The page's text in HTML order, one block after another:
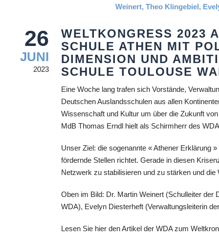
26
JUNI
2023
WELTKONGRESS 2023
SCHULE ATHEN MIT
DIMENSION UND
SCHULE TOULOUSE
Eine Woche lang trafen sich Vorstände,
Deutschen Auslandsschulen aus allen
Wissenschaft und Kultur um über die Zukunft
MdB Thomas Erndl hielt als Schirmherr des
Unser Ziel: die sogenannte « Athener Erklärung
fördernde Stellen richtet. Gerade in diesen
Netzwerk zu stabilisieren und zu stärken und
Oben im Bild: Dr. Martin Weinert (Schulleiter der
WDA), Evelyn Diesterheft (Verwaltungsleiterin
Lesen Sie hier den Artikel der WDA zum